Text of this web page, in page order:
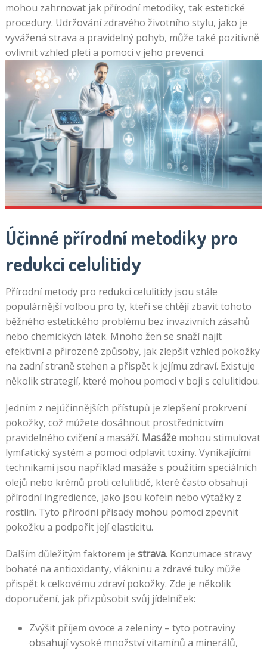
mohou zahrnovat jak přírodní metodiky, tak estetické
procedury. Udržování zdravého životního stylu, jako je
vyvážená strava a pravidelný pohyb, může také pozitivně
ovlivnit vzhled pleti a pomoci v jeho prevenci.
Účinné přírodní metodiky pro
redukci celulitidy
Přírodní metody pro redukci celulitidy jsou stále
populárnější volbou pro ty, kteří se chtějí zbavit tohoto
běžného estetického problému bez invazivních zásahů
nebo chemických látek. Mnoho žen se snaží najít
efektivní a přirozené způsoby, jak zlepšit vzhled pokožky
na zadní straně stehen a přispět k jejímu zdraví. Existuje
několik strategií, které mohou pomoci v boji s celulitidou.
Jedním z nejúčinnějších přístupů je zlepšení prokrvení
pokožky, což můžete dosáhnout prostřednictvím
pravidelného cvičení a masáží. Masážemohou stimulovat
lymfatický systém a pomoci odplavit toxiny. Vynikajícími
technikami jsou například masáže s použitím speciálních
olejů nebo krémů proti celulitidě, které často obsahují
přírodní ingredience, jako jsou kofein nebo výtažky z
rostlin. Tyto přírodní přísady mohou pomoci zpevnit
pokožku a podpořit její elasticitu.
Dalším důležitým faktorem je strava. Konzumace stravy
bohaté na antioxidanty, vlákninu a zdravé tuky může
přispět k celkovému zdraví pokožky. Zde je několik
doporučení, jak přizpůsobit svůj jídelníček:
Zvýšit příjem ovoce a zeleniny – tyto potraviny
obsahují vysoké množství vitamínů a minerálů,